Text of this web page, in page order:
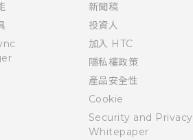
新聞稿
投資人
加入 HTC
隱私權政策
產品安全性
Cookie
Security and Privacy
Whitepaper